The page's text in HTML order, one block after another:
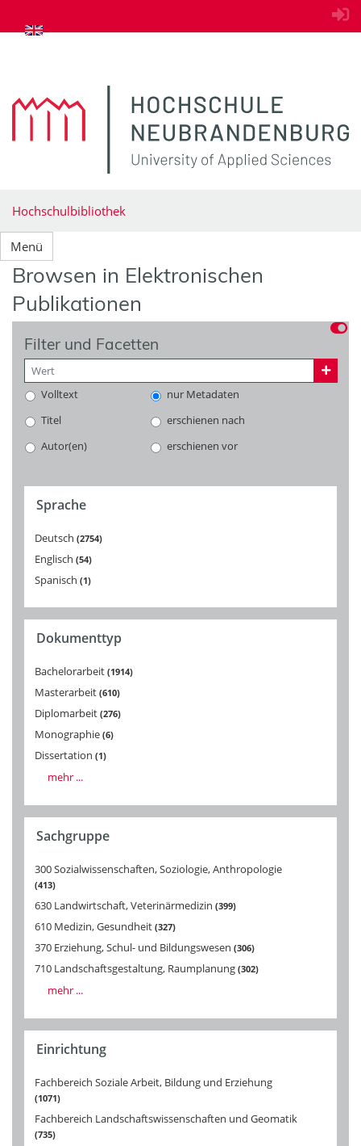
zum Inhalt springen
Hochschulbibliothek
Menü
Browsen in Elektronischen
Publikationen
Filter und Facetten
Volltext
nur Metadaten
Titel
erschienen nach
Autor(en)
erschienen vor
Sprache
Deutsch 2754
Englisch 54
Spanisch 1
Dokumenttyp
Bachelorarbeit 1914
Masterarbeit 610
Diplomarbeit 276
Monographie 6
Dissertation 1
mehr ...
Sachgruppe
300 Sozialwissenschaften, Soziologie, Anthropologie
413
630 Landwirtschaft, Veterinärmedizin 399
610 Medizin, Gesundheit 327
370 Erziehung, Schul- und Bildungswesen 306
710 Landschaftsgestaltung, Raumplanung 302
mehr ...
Einrichtung
Fachbereich Soziale Arbeit, Bildung und Erziehung
1071
Fachbereich Landschaftswissenschaften und Geomatik
735